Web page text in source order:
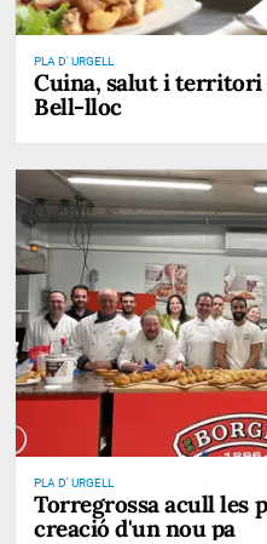
PLA D' URGELL
Cuina, salut i territori
Bell-lloc
PLA D' URGELL
Torregrossa acull les
creació d'un nou pa